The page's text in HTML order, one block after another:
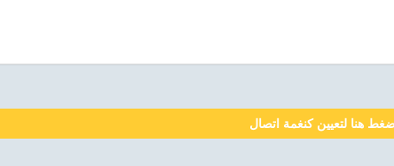
هنا لتعيين كنغمة اتصال